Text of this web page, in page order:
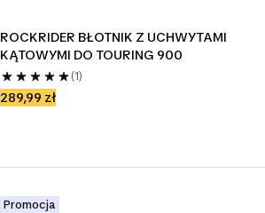
ROCKRIDER BŁOTNIK Z UCHWYTAMI
KĄTOWYMI DO TOURING 900
(1)
289,99 zł
Promocja